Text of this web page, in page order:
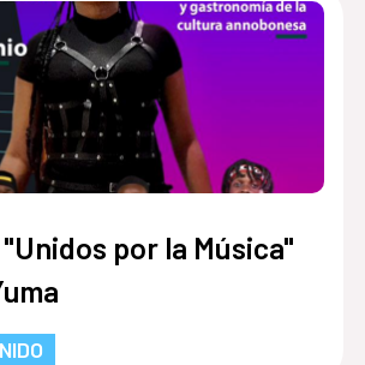
por la Música"